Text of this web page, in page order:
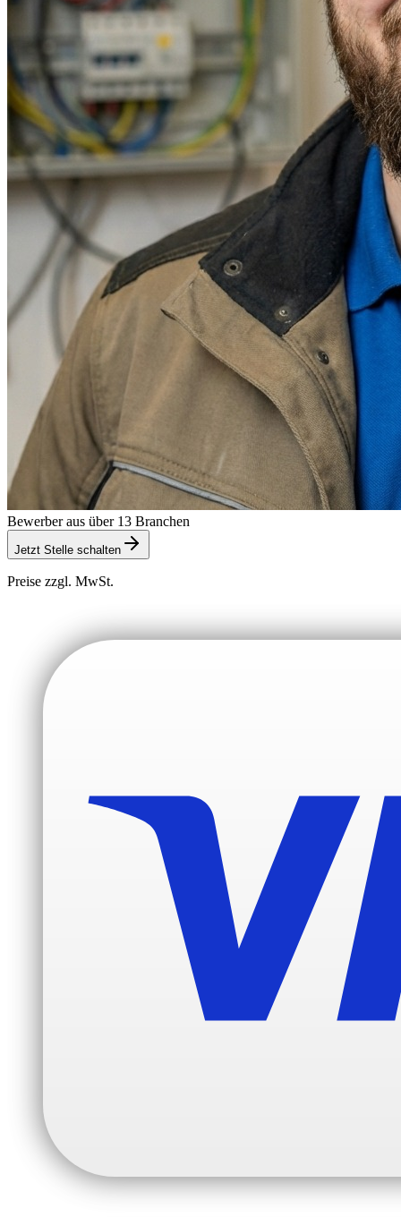
Bewerber aus über 13 Branchen
Jetzt Stelle schalten
Preise zzgl. MwSt.